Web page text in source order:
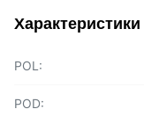
Характеристики
POL:
POD: